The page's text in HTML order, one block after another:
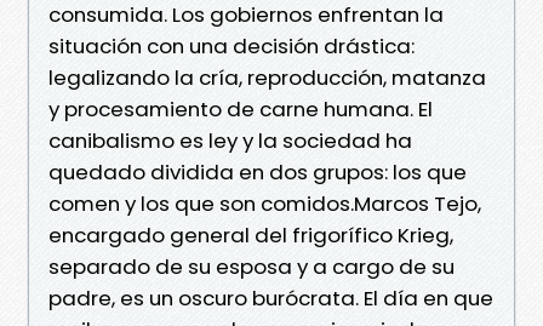
consumida. Los gobiernos enfrentan la
situación con una decisión drástica:
legalizando la cría, reproducción, matanza
y procesamiento de carne humana. El
canibalismo es ley y la sociedad ha
quedado dividida en dos grupos: los que
comen y los que son comidos.Marcos Tejo,
encargado general del frigorífico Krieg,
separado de su esposa y a cargo de su
padre, es un oscuro burócrata. El día en que